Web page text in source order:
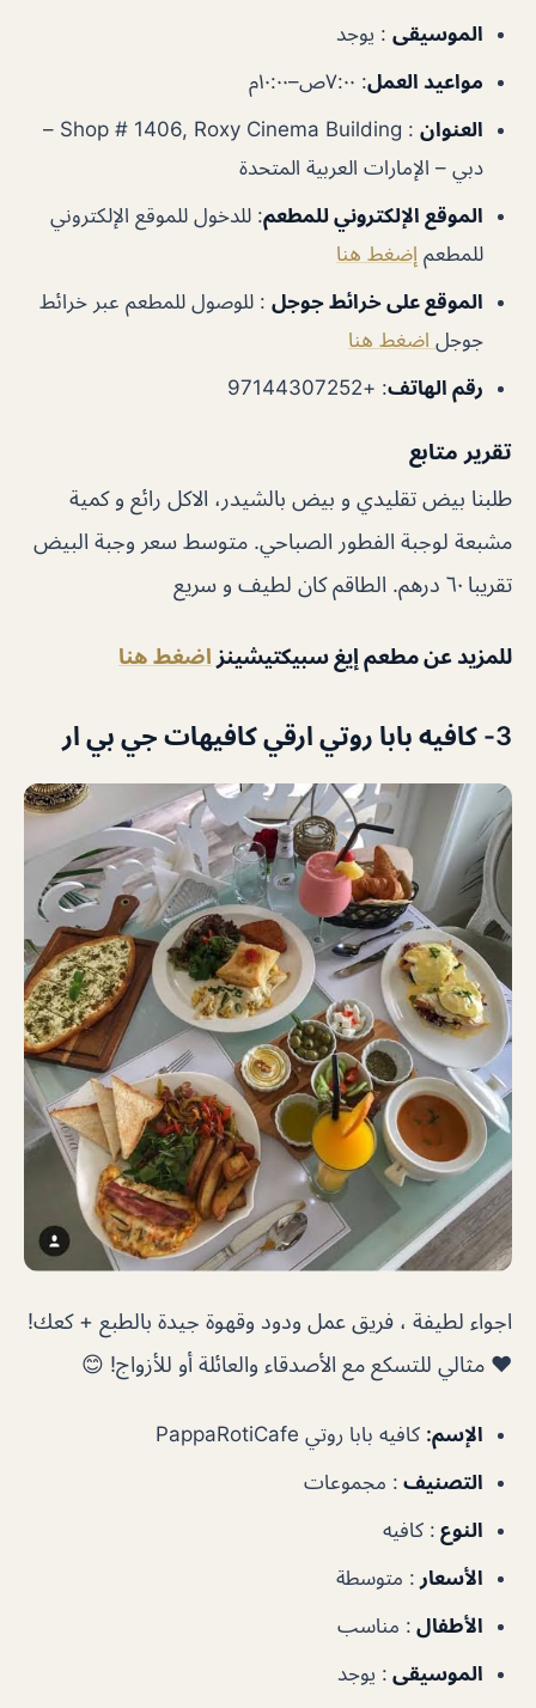
الموسيقى : يوجد
مواعيد العمل: ٧:٠٠ص–١٠:٠٠م
العنوان
: Shop # 1406, Roxy Cinema Building –
دبي – الإمارات العربية المتحدة
الموقع الإلكتروني للمطعم: للدخول للموقع الإلكتروني
للمطعم إضغط هنا
الموقع على خرائط جوجل : للوصول للمطعم عبر خرائط
جوجل اضغط هنا
رقم الهاتف: +97144307252
تقرير متابع
طلبنا بيض تقليدي و بيض بالشيدر، الاكل رائع و كمية
مشبعة لوجبة الفطور الصباحي. متوسط سعر وجبة البيض
تقريبا ٦٠ درهم. الطاقم كان لطيف و سريع
للمزيد عن مطعم إيغ سبيكتيشينز اضغط هنا
3- كافيه بابا روتي ارقي كافيهات جي بي ار
اجواء لطيفة ، فريق عمل ودود وقهوة جيدة بالطبع + كعك!
❤ مثالي للتسكع مع الأصدقاء والعائلة أو للأزواج! 😊
الإسم: كافيه بابا روتي PappaRotiCafe
التصنيف : مجموعات
النوع : كافيه
الأسعار : متوسطة
الأطفال : مناسب
الموسيقى : يوجد